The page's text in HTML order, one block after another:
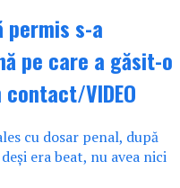
permis s-a
pe care a găsit-o
VIDEO
cu dosar penal, după
era beat, nu avea nici